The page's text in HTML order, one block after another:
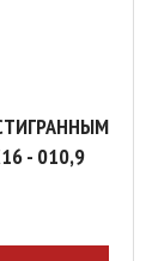
- 010,9